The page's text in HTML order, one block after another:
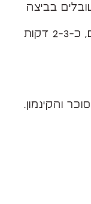
בביצה
מטגנים במחבת עם 2 ס״מ שמן חם, כ-2-3 דקות
והקינמון.